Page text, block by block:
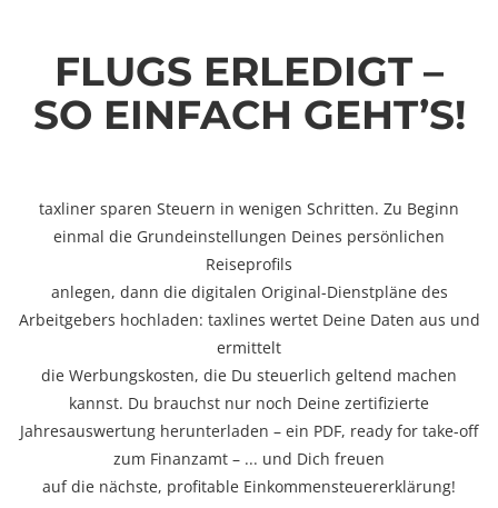
FLUGS ERLEDIGT –
SO EINFACH GEHT’S!
taxliner sparen Steuern in wenigen Schritten. Zu Beginn
einmal die Grundeinstellungen Deines persönlichen
Reiseprofils
anlegen, dann die digitalen Original-Dienstpläne des
Arbeitgebers hochladen: taxlines wertet Deine Daten aus und
ermittelt
die Werbungskosten, die Du steuerlich geltend machen
kannst. Du brauchst nur noch Deine zertifizierte
Jahresauswertung herunterladen – ein PDF, ready for take-off
zum Finanzamt – ... und Dich freuen
auf die nächste, profitable Einkommensteuererklärung!